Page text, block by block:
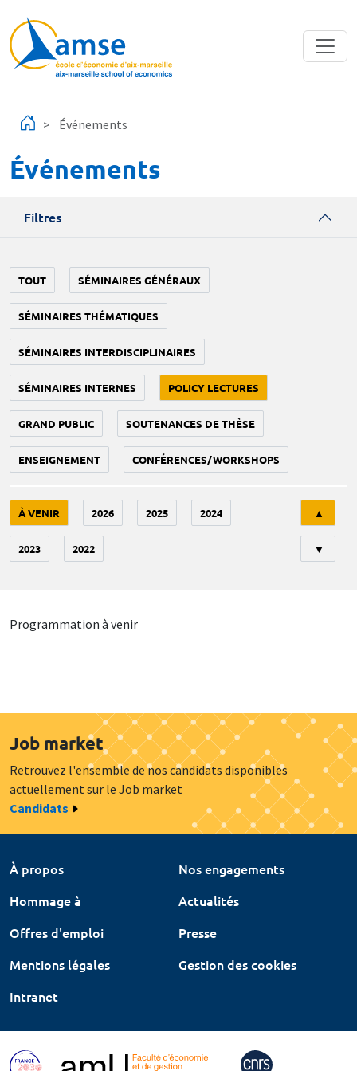
Événements
Événements
Filtres
TOUT SÉMINAIRES GÉNÉRAUX
SÉMINAIRES THÉMATIQUES
SÉMINAIRES INTERDISCIPLINAIRES
SÉMINAIRES INTERNES POLICY LECTURES
GRAND PUBLIC SOUTENANCES DE THÈSE
ENSEIGNEMENT CONFÉRENCES/WORKSHOPS
À VENIR 2026 2025 2024
2023 2022
▲
▼
Programmation à venir
Job market
Retrouvez l'ensemble de nos candidats disponibles
actuellement sur le Job market
Candidats
À propos
Nos engagements
Hommage à
Actualités
Offres d'emploi
Presse
Mentions légales
Gestion des cookies
Intranet